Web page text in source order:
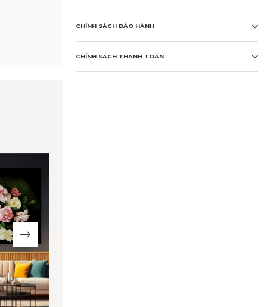
CHÍNH SÁCH BẢO HÀNH
CHÍNH SÁCH THANH TOÁN